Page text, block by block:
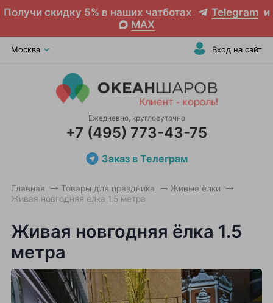
Получи скидку 5% в наших чатботах Telegram и
MAX
Москва Вход на сайт
Ежедневно, круглосуточно
+7 (495) 773-43-75
Заказ в Телеграм
Главная Товары для праздника
Живые ёлки
Живая новгодняя ёлка 1.5 метра
Живая новгодняя ёлка 1.5
метра